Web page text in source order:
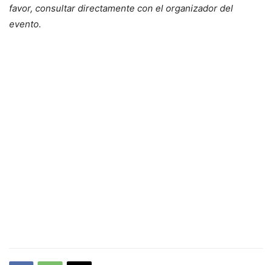
favor, consultar directamente con el organizador del
evento.